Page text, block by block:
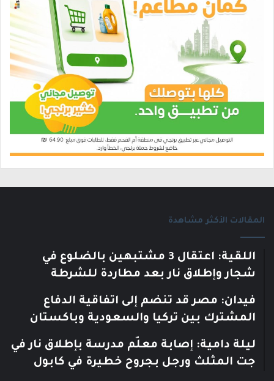
المقالات الأكثر مشاهدة
اللقية: اعتقال 3 مشتبهين بالضلوع في
شجار وإطلاق نار بعد مطاردة للشرطة
فيدان: مصر قد تنضم إلى اتفاقية الدفاع
المشترك بين تركيا والسعودية وباكستان
ليلة دامية: إصابة معلّم مدرسة بإطلاق نار في
جت المثلث ورجل بجروح خطيرة في كابول